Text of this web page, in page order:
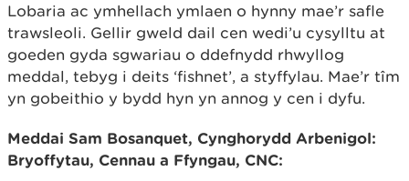
Lobaria ac ymhellach ymlaen o hynny mae’r safle
trawsleoli. Gellir gweld dail cen wedi’u cysylltu at
goeden gyda sgwariau o ddefnydd rhwyllog
meddal, tebyg i deits ‘fishnet’, a styffylau. Mae’r tîm
yn gobeithio y bydd hyn yn annog y cen i dyfu.
Meddai Sam Bosanquet, Cynghorydd Arbenigol:
Bryoffytau, Cennau a Ffyngau, CNC: